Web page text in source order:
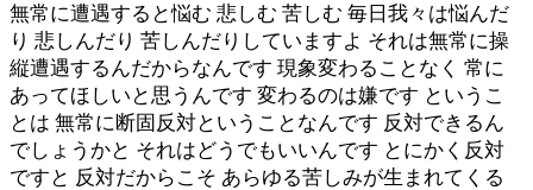
無常に遭遇すると悩む 悲しむ 苦しむ 毎日我々は悩んだ
り 悲しんだり 苦しんだりしていますよ それは無常に操
縦遭遇するんだからなんです 現象変わることなく 常に
あってほしいと思うんです 変わるのは嫌です というこ
とは 無常に断固反対ということなんです 反対できるん
でしょうかと それはどうでもいいんです とにかく反対
ですと 反対だからこそ あらゆる苦しみが生まれてくる